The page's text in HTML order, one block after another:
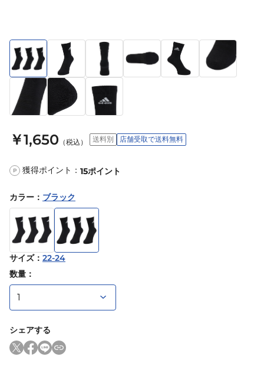
￥1,650 （税込） 送料別 店舗受取で送料無料
P 獲得ポイント： 15ポイント
カラー ： ブラック
サイズ： 22-24
数量：
シェアする